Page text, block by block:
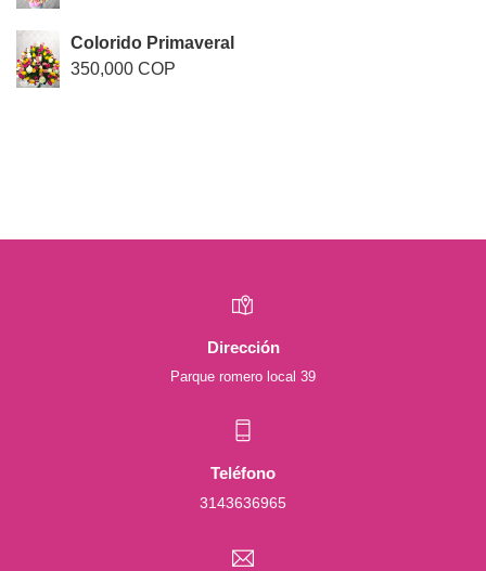
Colorido Primaveral
350,000 COP
Dirección
Parque romero local 39
Teléfono
3143636965